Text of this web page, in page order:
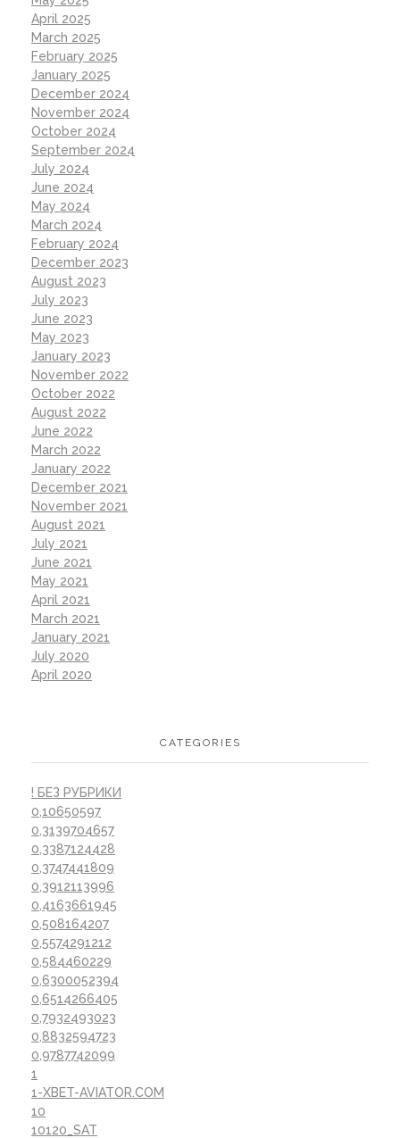
April 2025
March 2025
February 2025
January 2025
December 2024
November 2024
October 2024
September 2024
July 2024
June 2024
May 2024
March 2024
February 2024
December 2023
August 2023
July 2023
June 2023
May 2023
January 2023
November 2022
October 2022
August 2022
June 2022
March 2022
January 2022
December 2021
November 2021
August 2021
July 2021
June 2021
May 2021
April 2021
March 2021
January 2021
July 2020
April 2020
CATEGORIES
! БЕЗ РУБРИКИ
0,10650597
0,3139704657
0,3387124428
0,3747441809
0,3912113996
0,4163661945
0,508164207
0,5574291212
0,584460229
0,6300052394
0,6514266405
0,7932493023
0,8832594723
0,9787742099
1
1-XBET-AVIATOR.COM
10
10120_SAT